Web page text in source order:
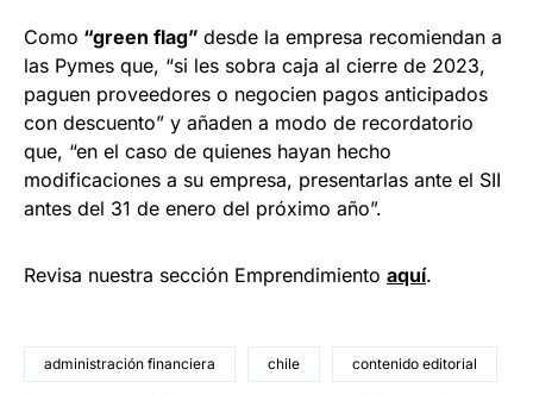
Como “green flag” desde la empresa recomiendan a
las Pymes que, “si les sobra caja al cierre de 2023,
paguen proveedores o negocien pagos anticipados
con descuento” y añaden a modo de recordatorio
que, “en el caso de quienes hayan hecho
modificaciones a su empresa, presentarlas ante el SII
antes del 31 de enero del próximo año”.
Revisa nuestra sección Emprendimiento aquí.
administración financiera chile contenido editorial